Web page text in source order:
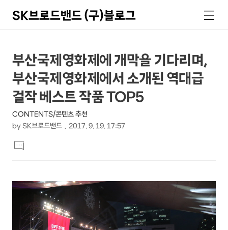
SK브로드밴드 (구)블로그
색
메
뉴
상
세
컨
텐
츠
본
문
제
목
부산국제영화제에 개막을 기다리며,
부산국제영화제에서 소개된 역대급
걸작 베스트 작품 TOP5
CONTENTS/콘텐츠 추천
by SK브로드밴드 2017. 9. 19. 17:57
문
댓
글